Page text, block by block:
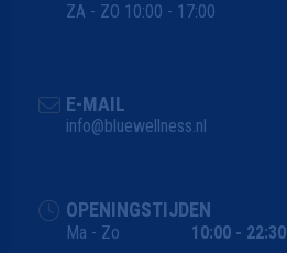
ZA - ZO 10:00 - 17:00
E-MAIL
info@bluewellness.nl
OPENINGSTIJDEN
Ma - Zo 10:00 - 22:30